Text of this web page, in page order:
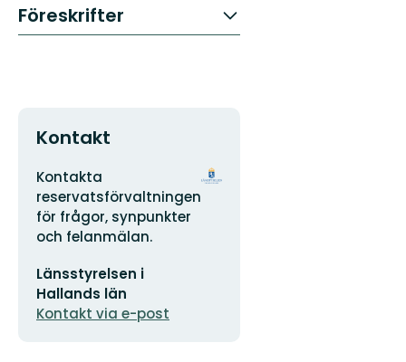
Föreskrifter
Kontakt
Adress
Kontakta
reservatsförvaltningen
för frågor, synpunkter
och felanmälan.
postadress
Länsstyrelsen i
Hallands län
Kontakt via e-post
Organisationens